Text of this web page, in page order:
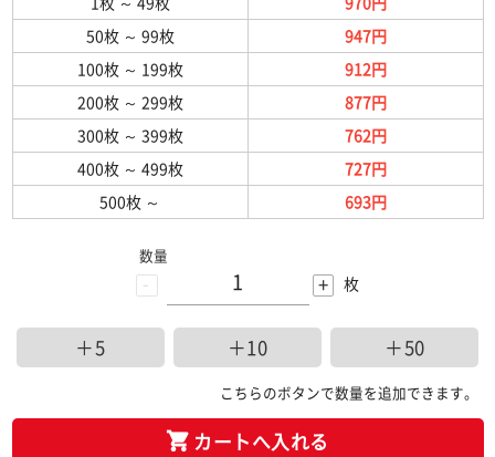
50枚 ～ 99枚
947円
100枚 ～ 199枚
912円
200枚 ～ 299枚
877円
300枚 ～ 399枚
762円
400枚 ～ 499枚
727円
500枚 ～ 693円
-
数量
+ 枚
＋5 ＋10 ＋50
こちらのボタンで数量を追加できます。
カートへ入れる